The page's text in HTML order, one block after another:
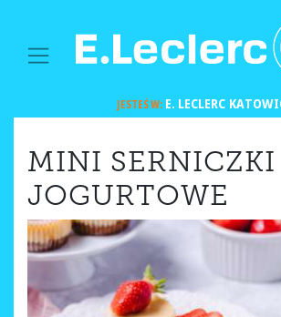
MAIN NAVIGATION
JESTEŚ W:E. LECLERC
MINI SERNICZKI
JOGURTOWE